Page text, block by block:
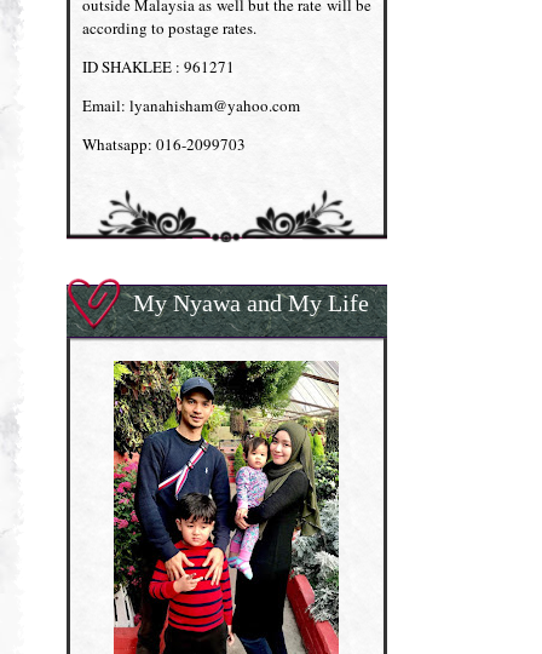
outside Malaysia as well but the rate will be
according to postage rates.
ID SHAKLEE : 961271
Email: lyanahisham@yahoo.com
Whatsapp: 016-2099703
My Nyawa and My Life